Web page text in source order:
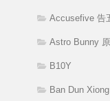
Accusefive 告
Astro Bunny
B10Y
Ban Dun